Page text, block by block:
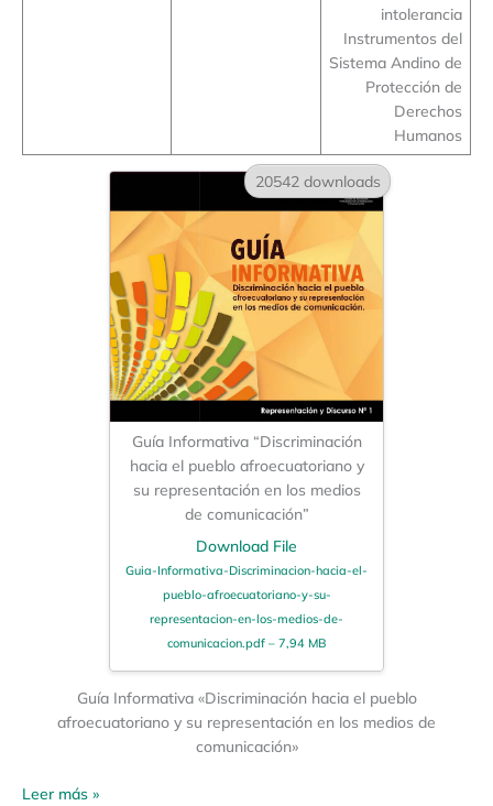
intolerancia
Instrumentos del
Sistema Andino de
Protección de
Derechos
Humanos
20542 downloads
Guía Informativa “Discriminación
hacia el pueblo afroecuatoriano y
su representación en los medios
de comunicación”
Download File
Guia-Informativa-Discriminacion-hacia-el-
pueblo-afroecuatoriano-y-su-
representacion-en-los-medios-de-
comunicacion.pdf – 7,94 MB
Guía Informativa «Discriminación hacia el pueblo
afroecuatoriano y su representación en los medios de
comunicación»
Leer más »